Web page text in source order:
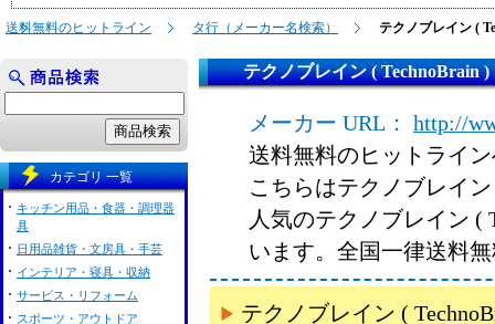
送料無料のヒットライン タ行（メーカー名検索） テクノブレイン (
テクノブレイン ( TechnoBrain )
メーカー URL：
http://
送料無料のヒットライ
こちらはテクノブレイ
人気のテクノブレイン (
います。全国一律送料
テクノブレイン (
カテゴリ 一覧
キッチン用品・食器・調理器
具
日用品雑貨・文房具・手芸
インテリア・寝具・収納
サービス・リフォーム
スポーツ・アウトドア